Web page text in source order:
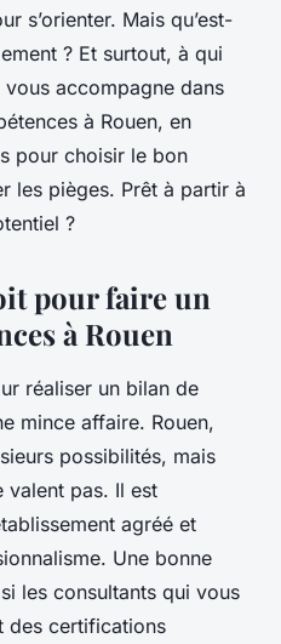
s’orienter. Mais qu’est-
? Et surtout, à qui
vous accompagne dans
à Rouen, en
pour choisir le bon
les pièges. Prêt à partir à
?
pour faire un
à Rouen
réaliser un bilan de
mince affaire. Rouen,
possibilités, mais
valent pas. Il est
agréé et
Une bonne
les consultants qui vous
des certifications